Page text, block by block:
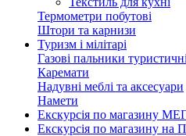
Термометри побутові
Штори та карнизи
Туризм і мілітарі
Газові пальники туристичні
Каремати
Надувні меблі та аксесуари
Намети
Екскурсія по магазину
Екскурсія по магазину на